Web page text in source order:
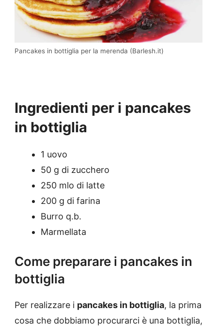
Pancakes in bottiglia per la merenda (Barlesh.it)
Ingredienti per i pancakes
in bottiglia
1 uovo
50 g di zucchero
250 mlo di latte
200 g di farina
Burro q.b.
Marmellata
Come preparare i pancakes in
bottiglia
Per realizzare i pancakes in bottiglia, la prima
cosa che dobbiamo procurarci è una bottiglia,